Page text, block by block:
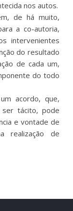
nos autos.
de há muito,
a co-autoria,
intervenientes
do resultado
de cada um,
do todo
acordo, que,
ser tácito, pode
e vontade de
realização de